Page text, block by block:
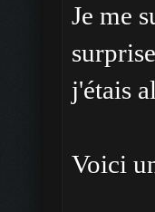
Je me
j'étais
Voici